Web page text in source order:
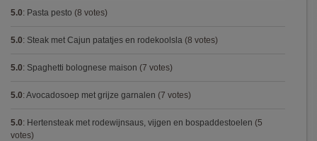
5.0: Pasta pesto (8 votes)
5.0: Steak met Cajun patatjes en rodekoolsla (8 votes)
5.0: Spaghetti bolognese maison (7 votes)
5.0: Avocadosoep met grijze garnalen (7 votes)
5.0: Hertensteak met rodewijnsaus, vijgen en bospaddestoelen (5
votes)